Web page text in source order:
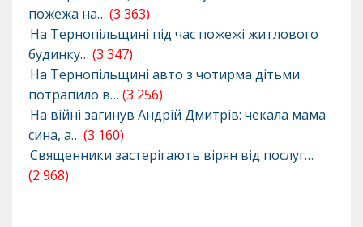
пожежа на… (3 363)
На Тернопільщині під час пожежі житлового
будинку… (3 347)
На Тернопільщині авто з чотирма дітьми
потрапило в… (3 256)
На війні загинув Андрій Дмитрів: чекала мама
сина, а… (3 160)
Священники застерігають вірян від послуг…
(2 968)